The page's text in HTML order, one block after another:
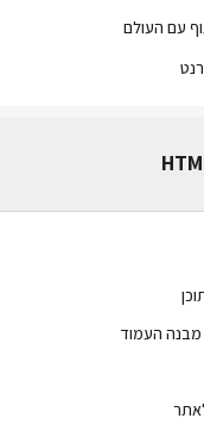
עם העולם